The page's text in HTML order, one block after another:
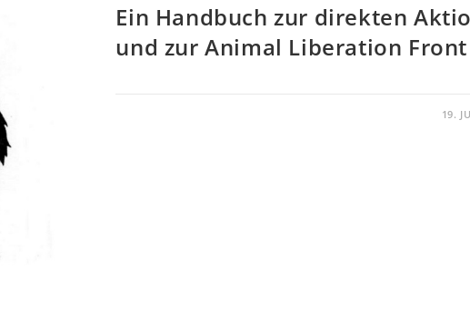
Ein Handbuch zur direkten
und zur Animal Liberation Front
19.